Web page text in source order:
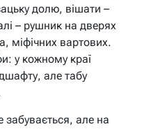
долю, вішати –
– рушник на дверях
міфічних вартових.
у кожному краї
але табу
забувається, але на